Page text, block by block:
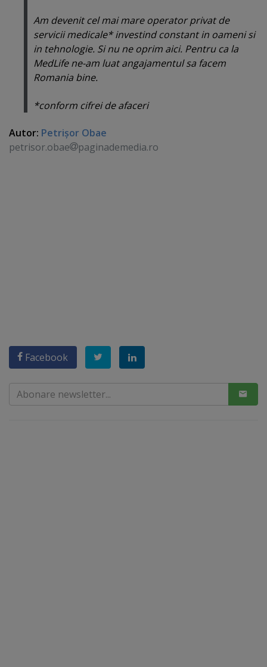
Am devenit cel mai mare operator privat de
servicii medicale* investind constant in oameni si
in tehnologie. Si nu ne oprim aici. Pentru ca la
MedLife ne-am luat angajamentul sa facem
Romania bine.
*conform cifrei de afaceri
Autor: Petrişor Obae
petrisor.obae
paginademedia.ro
Facebook